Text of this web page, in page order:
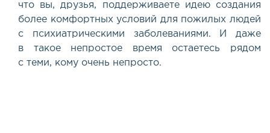
что вы, друзья, поддерживаете идею создания
более комфортных условий для пожилых людей
с психиатрическими заболеваниями. И даже
в такое непростое время остаетесь рядом
с теми, кому очень непросто.